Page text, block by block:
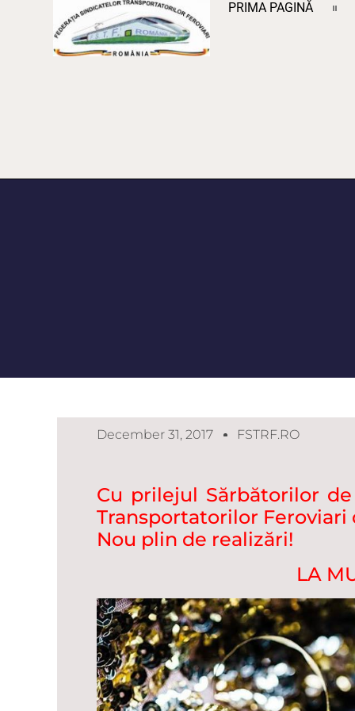
PRIMA PAGINĂ
December 31, 2017 FSTRF.RO
Cu prilejul Sărbătorilor
Transportatorilor
Nou plin de realizări!
LA